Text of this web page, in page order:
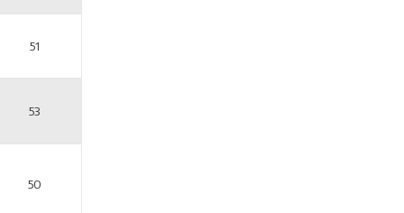
51
53
50